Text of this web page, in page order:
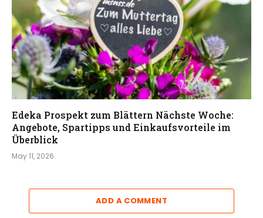
Edeka Prospekt zum Blättern Nächste Woche:
Angebote, Spartipps und Einkaufsvorteile im
Überblick
May 11, 2026
ADD A COMMENT